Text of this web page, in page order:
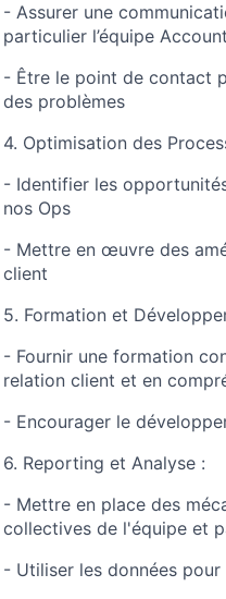
- Assurer une
particulier l’équipe
- Être le point de contact
des problèmes
4. Optimisation des
- Identifier les
nos Ops
- Mettre en œuvre des
client
5. Formation et
- Fournir une formation
relation client et en
- Encourager le
6. Reporting et Analyse :
- Mettre en place des
collectives de l'équipe et
- Utiliser les données